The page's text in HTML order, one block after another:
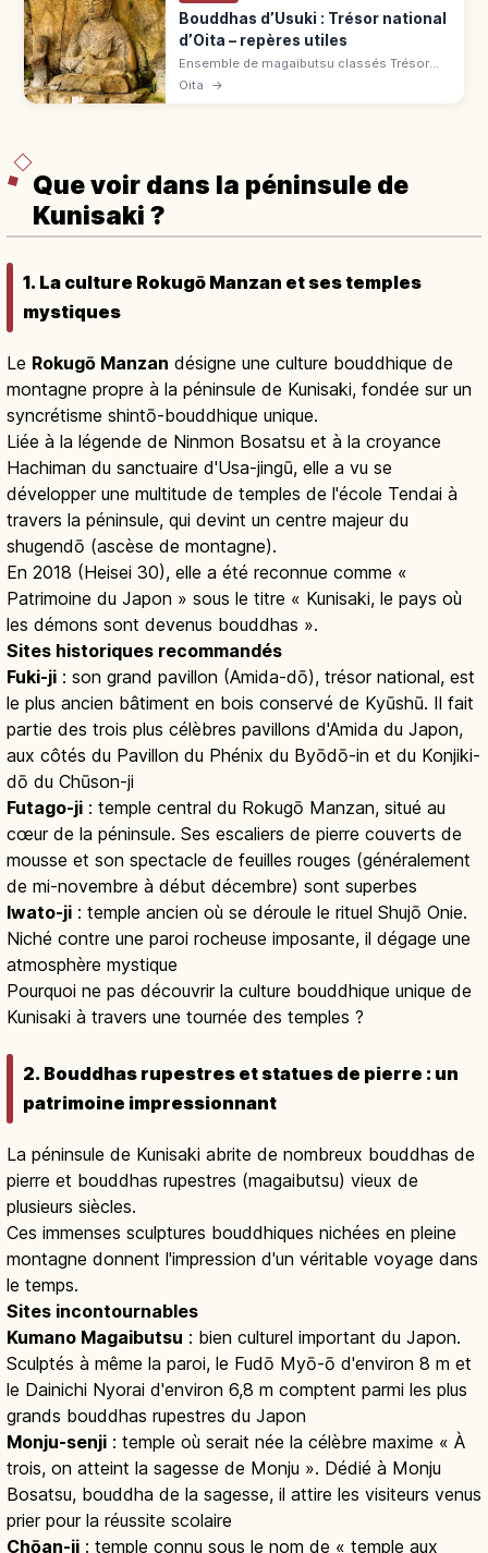
Bouddhas d’Usuki : Trésor national
d’Oita – repères utiles
Ensemble de magaibutsu classés Trésor
national, sculptés entre fin Heian et époque
Oita →
Que voir dans la péninsule de
Kunisaki ?
1. La culture Rokugō Manzan et ses temples
mystiques
Le Rokugō Manzan désigne une culture bouddhique de
montagne propre à la péninsule de Kunisaki, fondée sur un
syncrétisme shintō-bouddhique unique.
Liée à la légende de Ninmon Bosatsu et à la croyance
Hachiman du sanctuaire d'Usa-jingū, elle a vu se
développer une multitude de temples de l'école Tendai à
travers la péninsule, qui devint un centre majeur du
shugendō (ascèse de montagne).
En 2018 (Heisei 30), elle a été reconnue comme «
Patrimoine du Japon » sous le titre « Kunisaki, le pays où
les démons sont devenus bouddhas ».
Sites historiques recommandés
Fuki-ji : son grand pavillon (Amida-dō), trésor national, est
le plus ancien bâtiment en bois conservé de Kyūshū. Il fait
partie des trois plus célèbres pavillons d'Amida du Japon,
aux côtés du Pavillon du Phénix du Byōdō-in et du Konjiki-
dō du Chūson-ji
Futago-ji : temple central du Rokugō Manzan, situé au
cœur de la péninsule. Ses escaliers de pierre couverts de
mousse et son spectacle de feuilles rouges (généralement
de mi-novembre à début décembre) sont superbes
Iwato-ji : temple ancien où se déroule le rituel Shujō Onie.
Niché contre une paroi rocheuse imposante, il dégage une
atmosphère mystique
Pourquoi ne pas découvrir la culture bouddhique unique de
Kunisaki à travers une tournée des temples ?
2. Bouddhas rupestres et statues de pierre : un
patrimoine impressionnant
La péninsule de Kunisaki abrite de nombreux bouddhas de
pierre et bouddhas rupestres (magaibutsu) vieux de
plusieurs siècles.
Ces immenses sculptures bouddhiques nichées en pleine
montagne donnent l'impression d'un véritable voyage dans
le temps.
Sites incontournables
Kumano Magaibutsu : bien culturel important du Japon.
Sculptés à même la paroi, le Fudō Myō-ō d'environ 8 m et
le Dainichi Nyorai d'environ 6,8 m comptent parmi les plus
grands bouddhas rupestres du Japon
Monju-senji : temple où serait née la célèbre maxime « À
trois, on atteint la sagesse de Monju ». Dédié à Monju
Bosatsu, bouddha de la sagesse, il attire les visiteurs venus
prier pour la réussite scolaire
Chōan-ji : temple connu sous le nom de « temple aux